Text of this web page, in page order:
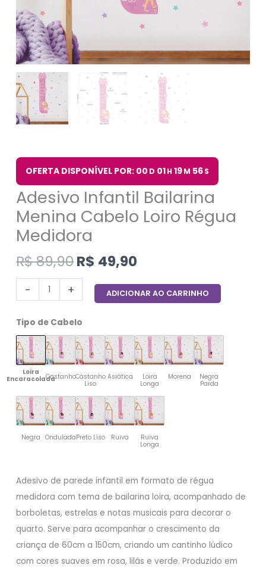
OFERTA DISPONÍVEL POR: 00 D 01H 19M 55S
Adesivo Infantil Bailarina
Menina Cabelo Loiro Régua
Medidora
R$89,90R$ 49,90
- + ADICIONAR AO CARRINHO
Tipo de Cabelo
Loira
EncaracoladaCastanhoCastanho
Liso
Asiática
Loira
Longa
Morena
Negra
Parda
Negra OnduladaPreto Liso Ruiva
Ruiva
Longa
Adesivo de parede infantil em formato de régua
medidora com tema de bailarina loira, acompanhado de
borboletas, estrelas e notas musicais para decorar o
quarto. Serve para acompanhar o crescimento da
criança de 60cm a 150cm, criando um cantinho lúdico
com cores suaves em rosa, lilás e verde. Produzido em